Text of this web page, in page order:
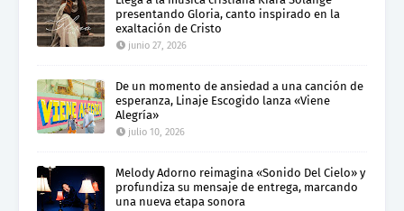
presentando Gloria, canto inspirado en la
exaltación de Cristo
junio 27, 2026
De un momento de ansiedad a una canción de
esperanza, Linaje Escogido lanza «Viene
Alegría»
julio 10, 2026
Melody Adorno reimagina «Sonido Del Cielo» y
profundiza su mensaje de entrega, marcando
una nueva etapa sonora